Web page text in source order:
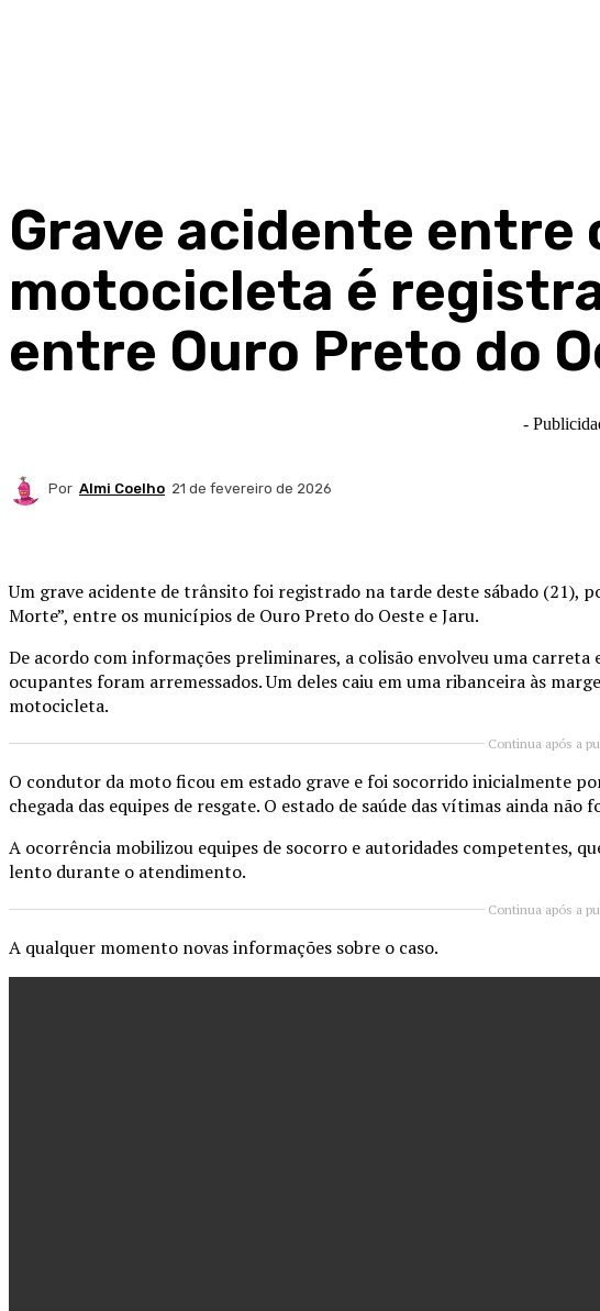
Grave acidente entre
motocicleta é
entre Ouro Preto do
-
Por Almi Coelho 21 de fevereiro de 2026
Um grave acidente de trânsito foi registrado na tarde deste sábado (21),
Morte”, entre os municípios de Ouro Preto do Oeste eJaru.
De acordo com informações preliminares, a colisão envolveu uma
ocupantes foram arremessados. Um deles caiu em uma ribanceira às
motocicleta.
Continua após a
O condutor da moto ficou em estado grave e foi socorrido inicialmente
chegada das equipes de resgate. O estado de saúde das vítimas ainda
A ocorrência mobilizou equipes de socorro e autoridades competentes,
lento durante o atendimento.
Continua após a
A qualquer momento novas informações sobre o caso.